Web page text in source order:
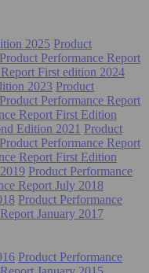
2025 Product
Product Performance Report
First edition 2024
2023 Product
Product Performance Report
Report First Edition
Edition 2021 Product
Product Performance Report
Report First Edition
Product Performance
Report July 2018
Product Performance
January 2017
Product Performance